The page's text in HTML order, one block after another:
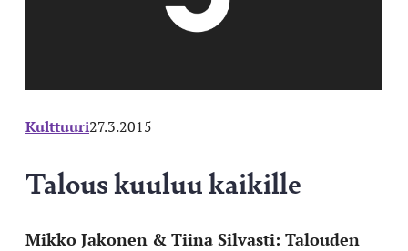
Kulttuuri27.3.2015
Talous kuuluu kaikille
Mikko Jakonen & Tiina Silvasti: Talouden